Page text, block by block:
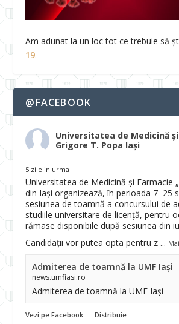
Am adunat la un loc tot ce trebuie să
19.
@FACEBOOK
Universitatea de Medicină
Grigore T. Popa Iași
5 zile in urma
Universitatea de Medicină și Farmacie
din Iași organizează, în perioada 7–25
sesiunea de toamnă a concursului de
studiile universitare de licență, pentru
rămase disponibile după sesiunea din
Candidații vor putea opta pentru z ...
Admiterea de toamnă la UMF Iași
news.umfiasi.ro
Admiterea de toamnă la UMF Iași
Vezi pe Facebook · Distribuie